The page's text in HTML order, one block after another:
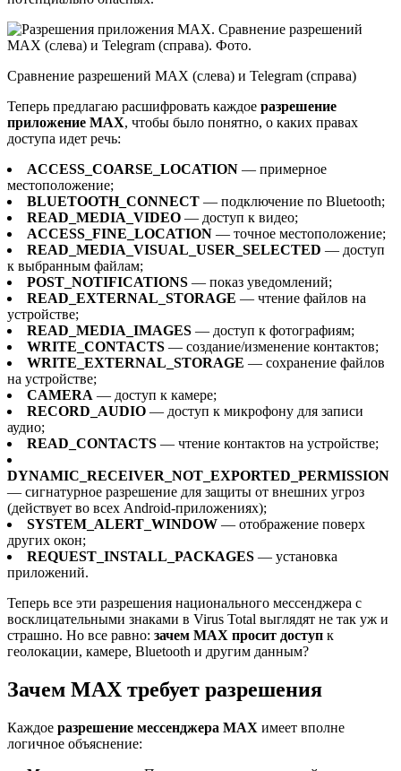
Сравнение разрешений MAX (слева) и Telegram (справа)
Теперь предлагаю расшифровать каждое разрешение
приложение MAX, чтобы было понятно, о каких правах
доступа идет речь:
ACCESS_COARSE_LOCATION — примерное
местоположение;
BLUETOOTH_CONNECT — подключение по Bluetooth;
READ_MEDIA_VIDEO — доступ к видео;
ACCESS_FINE_LOCATION — точное местоположение;
READ_MEDIA_VISUAL_USER_SELECTED — доступ
к выбранным файлам;
POST_NOTIFICATIONS — показ уведомлений;
READ_EXTERNAL_STORAGE — чтение файлов на
устройстве;
READ_MEDIA_IMAGES — доступ к фотографиям;
WRITE_CONTACTS — создание/изменение контактов;
WRITE_EXTERNAL_STORAGE — сохранение файлов
на устройстве;
CAMERA — доступ к камере;
RECORD_AUDIO — доступ к микрофону для записи
аудио;
READ_CONTACTS — чтение контактов на устройстве;
DYNAMIC_RECEIVER_NOT_EXPORTED_PERMISSION
— сигнатурное разрешение для защиты от внешних угроз
(действует во всех Android-приложениях);
SYSTEM_ALERT_WINDOW — отображение поверх
других окон;
REQUEST_INSTALL_PACKAGES — установка
приложений.
Теперь все эти разрешения национального мессенджера с
восклицательными знаками в Virus Total выглядят не так уж и
страшно. Но все равно: зачем MAX просит доступ к
геолокации, камере, Bluetooth и другим данным?
Зачем MAX требует разрешения
Каждое разрешение мессенджера MAX имеет вполне
логичное объяснение: